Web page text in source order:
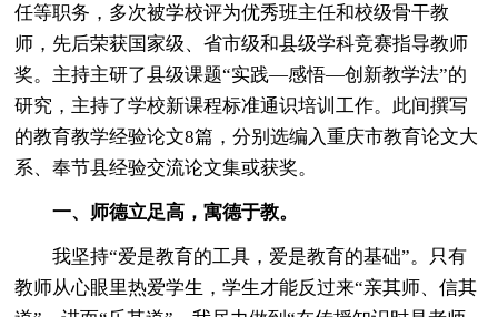
任等职务，多次被学校评为优秀班主任和校级骨干教
师，先后荣获国家级、省市级和县级学科竞赛指导教师
奖。主持主研了县级课题“实践—感悟—创新教学法”的
研究，主持了学校新课程标准通识培训工作。此间撰写
的教育教学经验论文8篇，分别选编入重庆市教育论文大
系、奉节县经验交流论文集或获奖。
一、师德立足高，寓德于教。
我坚持“爱是教育的工具，爱是教育的基础”。只有
教师从心眼里热爱学生，学生才能反过来“亲其师、信其